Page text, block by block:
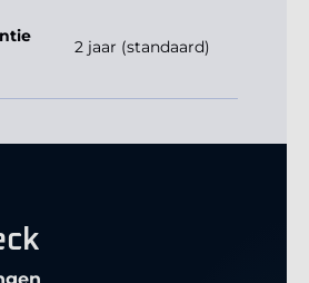
2 jaar (standaard)